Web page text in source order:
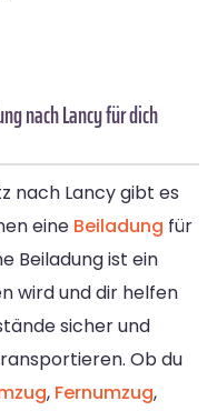
nach Lancy für dich
nach Lancy gibt es
eine Beiladung für
Beiladung ist ein
wird und dir helfen
sicher und
Ob du
, Fernumzug,